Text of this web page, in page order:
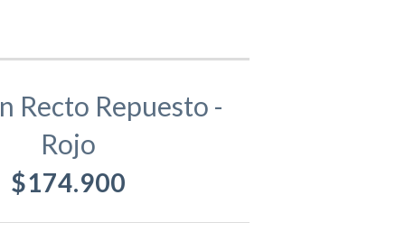
Equipamento Deportivo para Plazas
Recto Repuesto -
Rojo
$174.900